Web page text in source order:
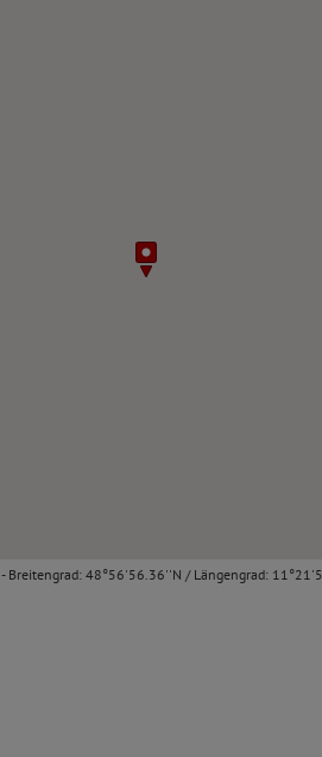
Breitengrad: 48°56'56.36''N / Längengrad: